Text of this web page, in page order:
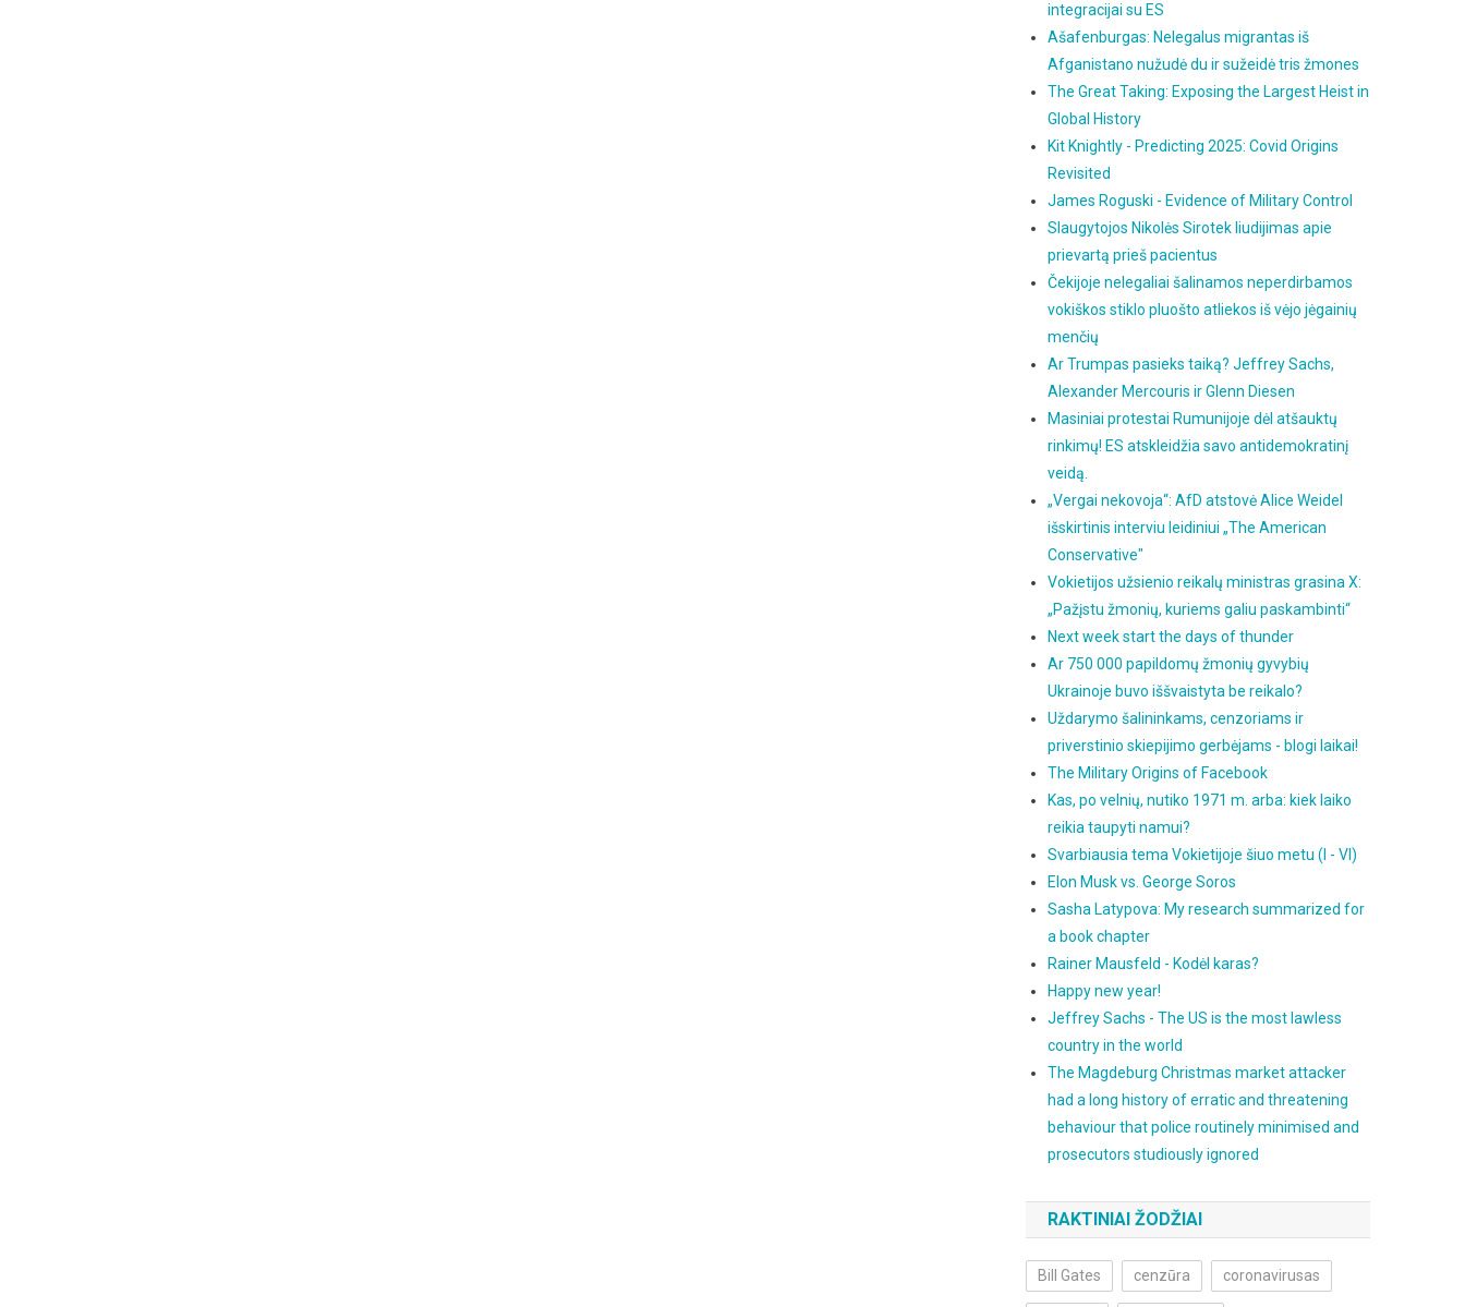
integracijai su ES
Ašafenburgas: Nelegalus migrantas iš
Afganistano nužudė du ir sužeidė tris žmones
The Great Taking: Exposing the Largest Heist in
Global History
Kit Knightly - Predicting 2025: Covid Origins
Revisited
James Roguski - Evidence of Military Control
Slaugytojos Nikolės Sirotek liudijimas apie
prievartą prieš pacientus
Čekijoje nelegaliai šalinamos neperdirbamos
vokiškos stiklo pluošto atliekos iš vėjo jėgainių
menčių
Ar Trumpas pasieks taiką? Jeffrey Sachs,
Alexander Mercouris ir Glenn Diesen
Masiniai protestai Rumunijoje dėl atšauktų
rinkimų! ES atskleidžia savo antidemokratinį
veidą.
„Vergai nekovoja“: AfD atstovė Alice Weidel
išskirtinis interviu leidiniui „The American
Conservative"
Vokietijos užsienio reikalų ministras grasina X:
„Pažįstu žmonių, kuriems galiu paskambinti“
Next week start the days of thunder
Ar 750 000 papildomų žmonių gyvybių
Ukrainoje buvo iššvaistyta be reikalo?
Uždarymo šalininkams, cenzoriams ir
priverstinio skiepijimo gerbėjams - blogi laikai!
The Military Origins of Facebook
Kas, po velnių, nutiko 1971 m. arba: kiek laiko
reikia taupyti namui?
Svarbiausia tema Vokietijoje šiuo metu (I - VI)
Elon Musk vs. George Soros
Sasha Latypova: My research summarized for
a book chapter
Rainer Mausfeld - Kodėl karas?
Happy new year!
Jeffrey Sachs - The US is the most lawless
country in the world
The Magdeburg Christmas market attacker
had a long history of erratic and threatening
behaviour that police routinely minimised and
prosecutors studiously ignored
RAKTINIAI ŽODŽIAI
Bill Gates cenzūra coronavirusas